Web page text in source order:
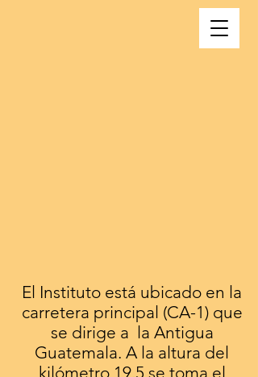
El Instituto está ubicado en la
carretera principal (CA-1) que
se dirige a la Antigua
Guatemala. A la altura del
kilómetro 19.5 se toma el